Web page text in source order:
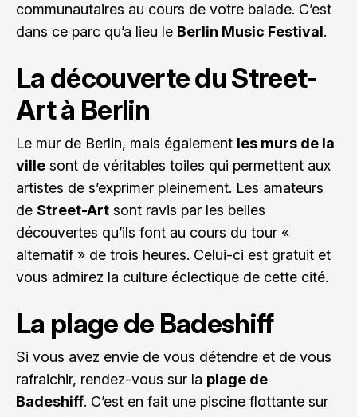
communautaires au cours de votre balade. C’est
dans ce parc qu’a lieu le Berlin Music Festival.
La découverte du Street-
Art à Berlin
Le mur de Berlin, mais également les murs de la
ville sont de véritables toiles qui permettent aux
artistes de s’exprimer pleinement. Les amateurs
de Street-Art sont ravis par les belles
découvertes qu’ils font au cours du tour «
alternatif » de trois heures. Celui-ci est gratuit et
vous admirez la culture éclectique de cette cité.
La plage de Badeshiff
Si vous avez envie de vous détendre et de vous
rafraichir, rendez-vous sur la plage de
Badeshiff. C’est en fait une piscine flottante sur